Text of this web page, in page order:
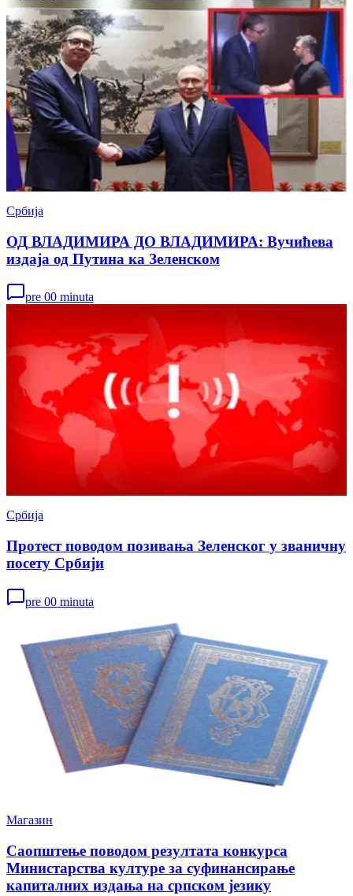
Србија
ОД ВЛАДИМИРА ДО ВЛАДИМИРА: Вучићева
издаја од Путина ка Зеленском
pre 00 minuta
Србија
Протест поводом позивања Зеленског у званичну
посету Србији
pre 00 minuta
Магазин
Саопштење поводом резултата конкурса
Министарства културе за суфинансирање
капиталних издања на српском језику